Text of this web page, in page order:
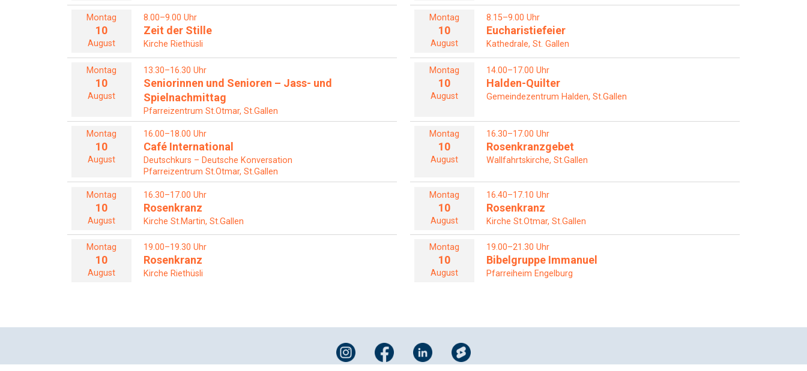
Montag
10
August
8.00–9.00 Uhr
Zeit der Stille
Kirche Riethüsli
Montag
10
August
8.15–9.00 Uhr
Eucharistiefeier
Kathedrale, St. Gallen
Montag
10
August
13.30–16.30 Uhr
Seniorinnen und Senioren – Jass- und
Spielnachmittag
Pfarreizentrum St.Otmar, St.Gallen
Montag
10
August
14.00–17.00 Uhr
Halden-Quilter
Gemeindezentrum Halden, St.Gallen
Montag
10
August
16.00–18.00 Uhr
Café International
Deutschkurs – Deutsche Konversation
Pfarreizentrum St.Otmar, St.Gallen
Montag
10
August
16.30–17.00 Uhr
Rosenkranzgebet
Wallfahrtskirche, St.Gallen
Montag
10
August
16.30–17.00 Uhr
Rosenkranz
Kirche St.Martin, St.Gallen
Montag
10
August
16.40–17.10 Uhr
Rosenkranz
Kirche St.Otmar, St.Gallen
Montag
10
August
19.00–19.30 Uhr
Rosenkranz
Kirche Riethüsli
Montag
10
August
19.00–21.30 Uhr
Bibelgruppe Immanuel
Pfarreiheim Engelburg